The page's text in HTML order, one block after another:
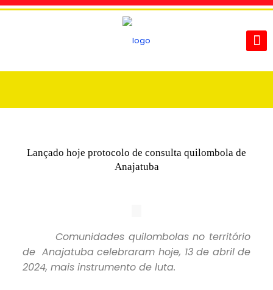
Lançado hoje protocolo de consulta quilombola de
Anajatuba
Comunidades quilombolas no território
de Anajatuba celebraram hoje, 13 de abril de
2024, mais instrumento de luta.